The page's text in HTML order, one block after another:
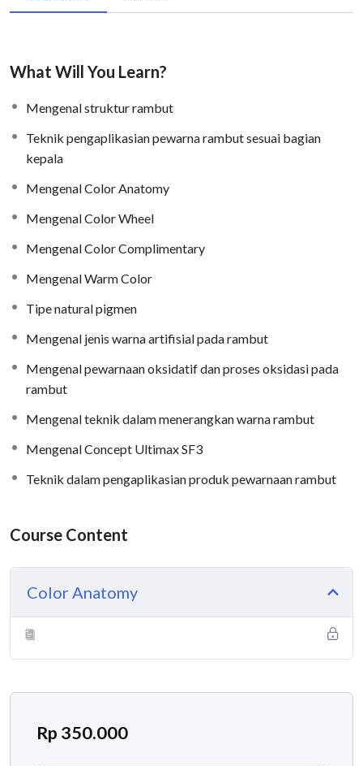
What Will You Learn?
Mengenal struktur rambut
Teknik pengaplikasian pewarna rambut sesuai bagian
kepala
Mengenal Color Anatomy
Mengenal Color Wheel
Mengenal Color Complimentary
Mengenal Warm Color
Tipe natural pigmen
Mengenal jenis warna artifisial pada rambut
Mengenal pewarnaan oksidatif dan proses oksidasi pada
rambut
Mengenal teknik dalam menerangkan warna rambut
Mengenal Concept Ultimax SF3
Teknik dalam pengaplikasian produk pewarnaan rambut
Course Content
Color Anatomy
Rp 350.000